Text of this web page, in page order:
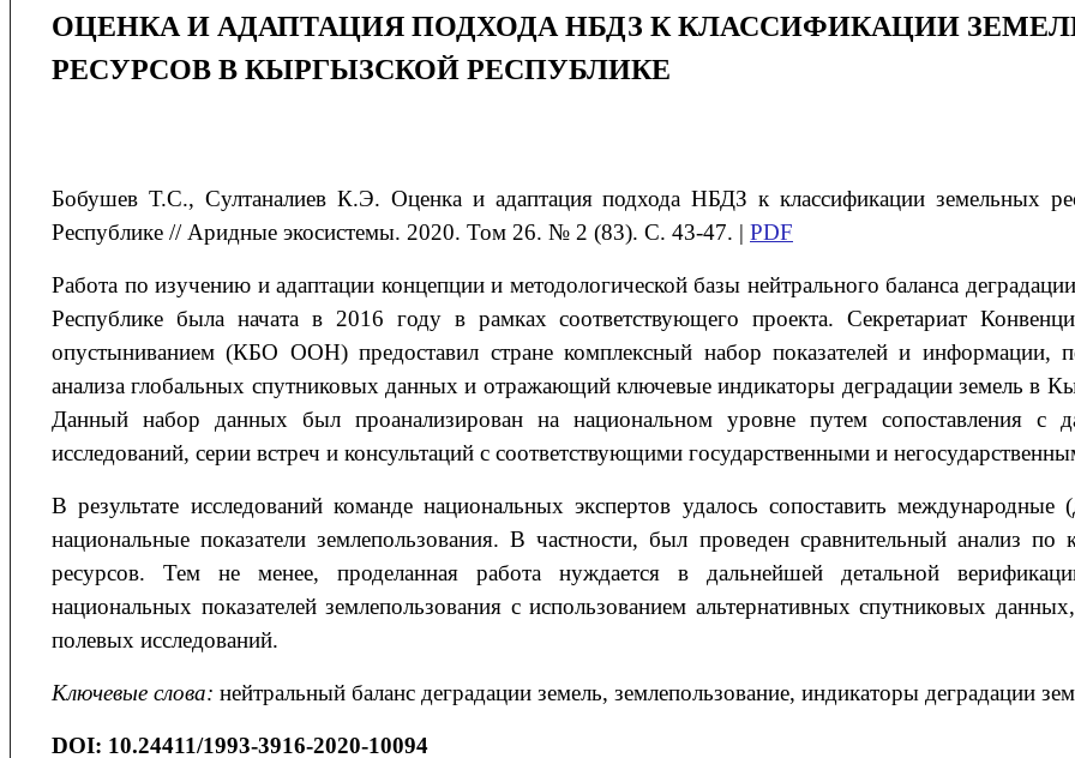
ОЦЕНКА И АДАПТАЦИЯ ПОДХОДА НБДЗ К КЛАССИФИКАЦИИ
РЕСУРСОВ В КЫРГЫЗСКОЙ РЕСПУБЛИКЕ
Бобушев Т.С., Султаналиев К.Э. Оценка и адаптация подхода НБДЗ к классификации земельных
Республике // Аридные экосистемы. 2020. Том 26. № 2 (83). С. 43-47. | PDF
Работа по изучению и адаптации концепции и методологической базы нейтрального баланса
Республике была начата в 2016 году в рамках соответствующего проекта. Секретариат
опустыниванием (КБО ООН) предоставил стране комплексный набор показателей и информации,
анализа глобальных спутниковых данных и отражающий ключевые индикаторы деградации земель в
Данный набор данных был проанализирован на национальном уровне путем сопоставления с
исследований, серии встреч и консультаций с соответствующими государственными и
В результате исследований команде национальных экспертов удалось сопоставить
национальные показатели землепользования. В частности, был проведен сравнительный анализ по
ресурсов. Тем не менее, проделанная работа нуждается в дальнейшей детальной
национальных показателей землепользования с использованием альтернативных спутниковых
полевых исследований.
Ключевые слова: нейтральный баланс деградации земель, землепользование, индикаторы деградации
DOI: 10.24411/1993-3916-2020-10094